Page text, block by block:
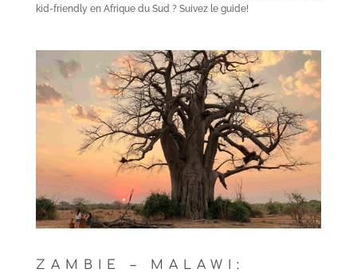
kid-friendly en Afrique du Sud ? Suivez le guide!
ZAMBIE – MALAWI: